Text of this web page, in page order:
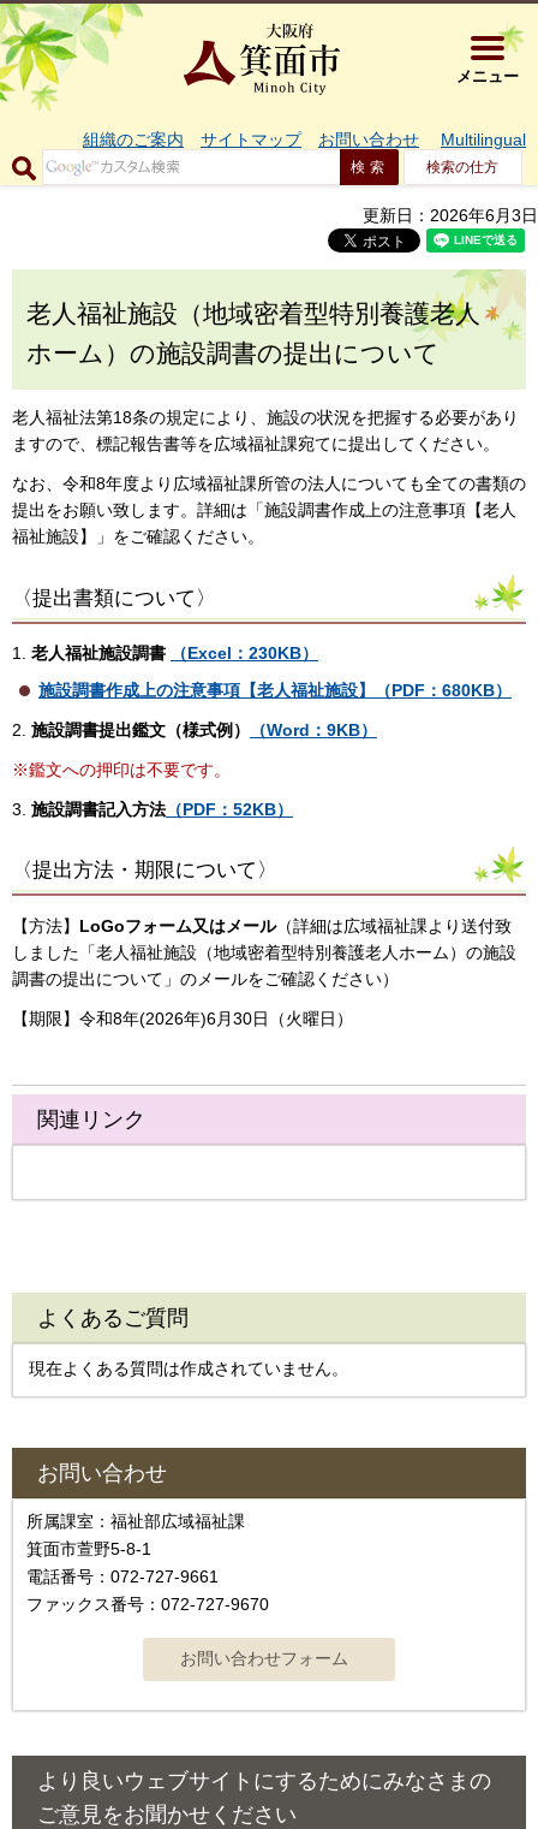
大阪府箕
メニュー
組織のご案内 サイトマップ お問い合わせ Multilingual
検索の仕方
更新日：2026年6月3日
老人福祉施設（地域密着型特別養護老人
ホーム）の施設調書の提出について
老人福祉法第18条の規定により、施設の状況を把握する必要があり
ますので、標記報告書等を広域福祉課宛てに提出してください。
なお、令和8年度より広域福祉課所管の法人についても全ての書類の
提出をお願い致します。詳細は「施設調書作成上の注意事項【老人
福祉施設】」をご確認ください。
〈提出書類について〉
1. 老人福祉施設調書
（Excel：230KB）
施設調書作成上の注意事項【老人福祉施設】（PDF：680KB）
2. 施設調書提出鑑文（様式例） （Word：9KB）
※鑑文への押印は不要です。
3. 施設調書記入方法 （PDF：52KB）
〈提出方法・期限について〉
【方法】 LoGoフォーム又はメール（詳細は広域福祉課より送付致
しました「老人福祉施設（地域密着型特別養護老人ホーム）の施設
調書の提出について」のメールをご確認ください）
【期限】令和8年(2026年)6月30日（火曜日）
関連リンク
よくあるご質問
現在よくある質問は作成されていません。
お問い合わせ
所属課室：福祉部広域福祉課
箕面市萱野5-8-1
電話番号：072-727-9661
ファックス番号：072-727-9670
より良いウェブサイトにするためにみなさまの
ご意見をお聞かせください